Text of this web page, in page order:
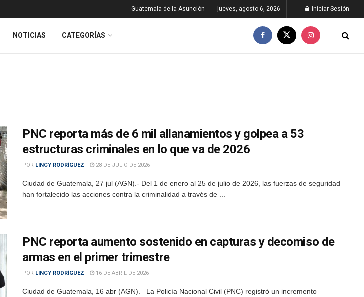
Guatemala de la Asunción jueves, agosto 6, 2026 Iniciar Sesión
NOTICIAS CATEGORÍAS
PNC reporta más de 6 mil allanamientos y golpea a 53
estructuras criminales en lo que va de 2026
POR LINCY RODRÍGUEZ 28 DE JULIO DE 2026
Ciudad de Guatemala, 27 jul (AGN).- Del 1 de enero al 25 de julio de 2026, las fuerzas de seguridad
han fortalecido las acciones contra la criminalidad a través de ...
PNC reporta aumento sostenido en capturas y decomiso de
armas en el primer trimestre
POR LINCY RODRÍGUEZ 16 DE ABRIL DE 2026
Ciudad de Guatemala, 16 abr (AGN).– La Policía Nacional Civil (PNC) registró un incremento